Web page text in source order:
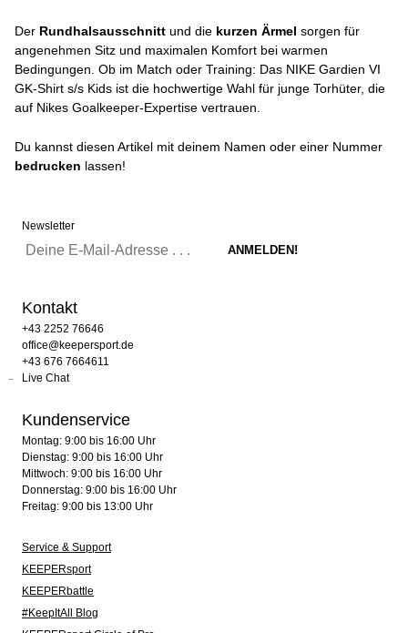
Der Rundhalsausschnitt und die kurzen Ärmel sorgen für
angenehmen Sitz und maximalen Komfort bei warmen
Bedingungen. Ob im Match oder Training: Das NIKE Gardien VI
GK-Shirt s/s Kids ist die hochwertige Wahl für junge Torhüter, die
auf Nikes Goalkeeper-Expertise vertrauen.
Du kannst diesen Artikel mit deinem Namen oder einer Nummer
bedrucken lassen!
Newsletter
Kontakt
+43 2252 76646
office@keepersport.de
+43 676 7664611
Live Chat
Kundenservice
Montag: 9:00 bis 16:00 Uhr
Dienstag: 9:00 bis 16:00 Uhr
Mittwoch: 9:00 bis 16:00 Uhr
Donnerstag: 9:00 bis 16:00 Uhr
Freitag: 9:00 bis 13:00 Uhr
Service & Support
KEEPERsport
KEEPERbattle
#KeepItAll Blog